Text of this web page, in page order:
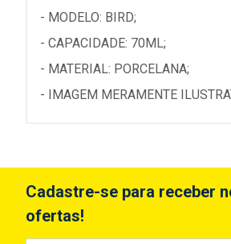
- MODELO: BIRD;
- CAPACIDADE: 70ML;
- MATERIAL: PORCELANA;
- IMAGEM MERAMENTE
Cadastre-se para receber
ofertas!